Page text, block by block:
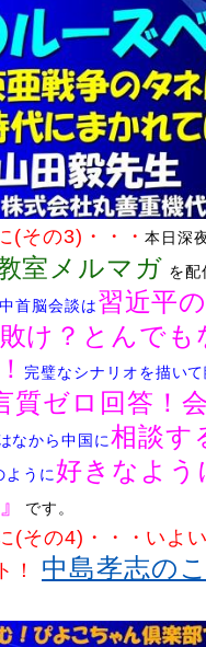
(その3) ・・・本日深
室メルマガ を配
首脳会談は習近平
け？とんでも
完璧なシナリオを描い
質ゼロ回答！
なから中国に相談す
ように 好きなよう
』 です。
(その4) ・・・ いよ
！
中島孝志の